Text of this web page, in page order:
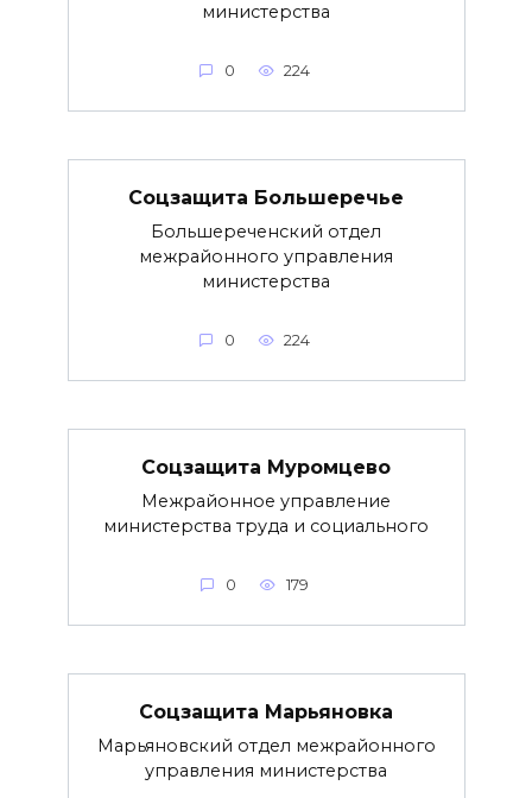
министерства
0 224
Соцзащита Большеречье
Большереченский отдел
межрайонного управления
министерства
0 224
Соцзащита Муромцево
Межрайонное управление
министерства труда и социального
0 179
Соцзащита Марьяновка
Марьяновский отдел межрайонного
управления министерства